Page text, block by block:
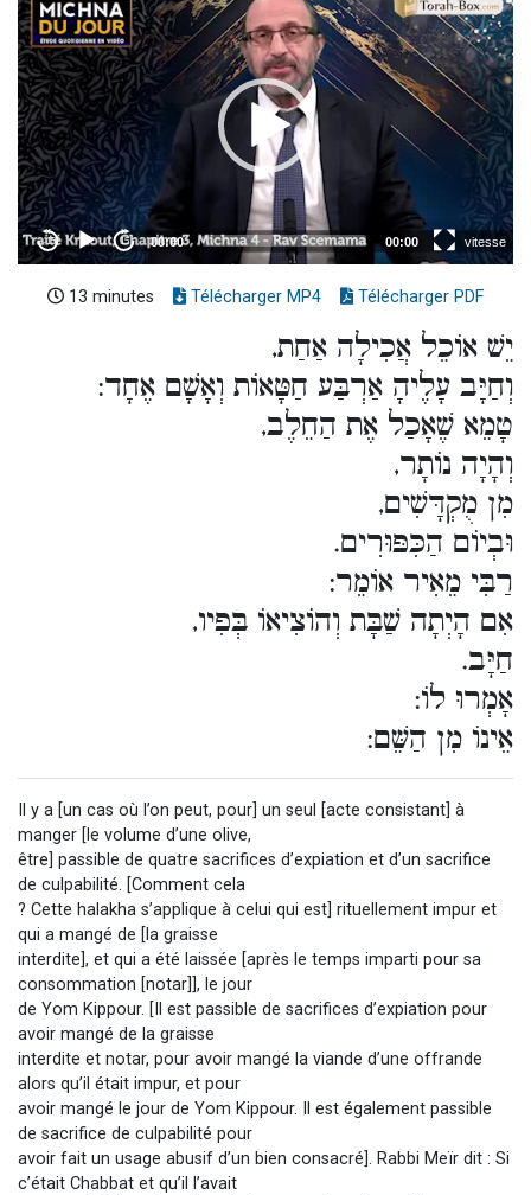
13 minutes Télécharger MP4 Télécharger PDF
יֵשׁ אוֹכֵל אֲכִילָה אַחַת,
וְחַיָּב עָלֶיהָ אַרְבַּע חַטָּאוֹת וְאָשָׁם אֶחָד:
טָמֵא שֶׁאָכַל אֶת הַחֵלֶב,
וְהָיָה נוֹתָר,
מִן מֻקְדָּשִׁים,
וּבְיוֹם הַכִּפּוּרִים.
רַבִּי מֵאִיר אוֹמֵר:
אִם הָיְתָה שַׁבָּת וְהוֹצִיאוֹ בְּפִיו,
חַיָּב.
אָמְרוּ לוֹ:
אֵינוֹ מִן הַשֵּׁם:
Il y a [un cas où l’on peut, pour] un seul [acte consistant] à
manger [le volume d’une olive,
être] passible de quatre sacrifices d’expiation et d’un sacrifice
de culpabilité. [Comment cela
? Cette halakha s’applique à celui qui est] rituellement impur et
qui a mangé de [la graisse
interdite], et qui a été laissée [après le temps imparti pour sa
consommation [notar]], le jour
de Yom Kippour. [Il est passible de sacrifices d’expiation pour
avoir mangé de la graisse
interdite et notar, pour avoir mangé la viande d’une offrande
alors qu’il était impur, et pour
avoir mangé le jour de Yom Kippour. Il est également passible
de sacrifice de culpabilité pour
avoir fait un usage abusif d’un bien consacré]. Rabbi Meïr dit : Si
c’était Chabbat et qu’il l’avait